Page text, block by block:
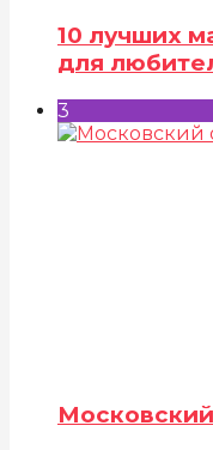
10 лучших
для
3